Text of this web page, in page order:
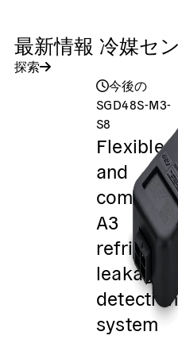
最新情報 冷媒セ
探索
今後の
SGD48S-M3-
S8
Flexible
and
complete
A3
leakage
detection
system